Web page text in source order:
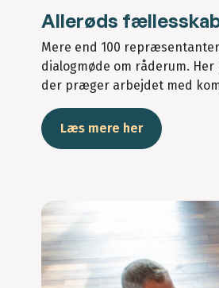
Allerøds
Mere end 100
dialogmøde om råderum.
der præger arbejdet med
Læs mere her